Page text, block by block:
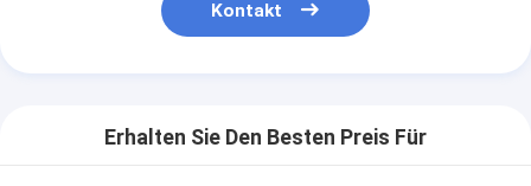
Kontakt
Erhalten Sie Den Besten Preis Für